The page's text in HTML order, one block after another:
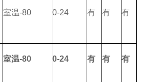
室温-80 0-24 有 有 有
室温-80 0-24 有 有 有